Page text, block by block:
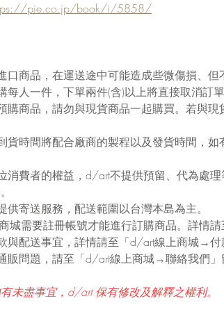
pie.co.jp/book/i/5858/
口商品，在運送途中可能造成些微傷損、但
每人一件，下單兩件(含)以上將直接取消訂單
購商品，請勿與現貨商品一起購買。若與現
貨時間將配合廠商的製程以及發貨時間，
消費者的權益，d/art不提供預留、代為處
供寄送服務，配送範圍以台灣本島為主。
城需要註冊帳號才能進行訂購商品。詳情
與配送事宜，詳情請至「d/art線上商城→付
販問題，請至「d/art線上商城→聯絡我們」
未盡事宜，d/art 保有修改及解釋之權利。